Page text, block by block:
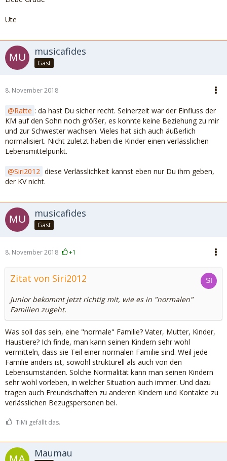
Ute
musicafides
Gast
8. November 2018
Ratte : da hast Du sicher recht. Seinerzeit war der Einfluss der
KM auf den Sohn noch größer, es konnte keine Beziehung zu mir
und zur Schwester wachsen. Vieles hat sich auch äußerlich
normalisiert. Nicht zuletzt haben die Kinder einen verlässlichen
Lebensmittelpunkt.
Siri2012 diese Verlässlichkeit kannst eben nur Du ihm geben,
der KV nicht.
musicafides
Gast
8. November 2018 +1
Zitat von Siri2012
Junior bekommt jetzt richtig mit, wie es in "normalen"
Familien zugeht.
Was soll das sein, eine "normale" Familie? Vater, Mutter, Kinder,
Haustiere? Ich finde, man kann seinen Kindern sehr wohl
vermitteln, dass sie Teil einer normalen Familie sind. Weil jede
Familie anders ist, sowohl strukturell als auch von den
Lebensumständen. Solche Normalität kann man seinen Kindern
sehr wohl vorleben, in welcher Situation auch immer. Und dazu
tragen auch Freundschaften zu anderen Kindern und Kontakte zu
verlässlichen Bezugspersonen bei.
TiMi gefällt das.
Maumau